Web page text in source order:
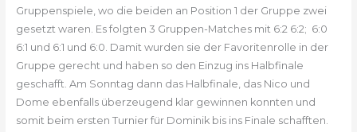
Gruppenspiele, wo die beiden an Position 1 der Gruppe zwei
gesetzt waren. Es folgten 3 Gruppen-Matches mit 6:2 6:2; 6:0
6:1 und 6:1 und 6:0. Damit wurden sie der Favoritenrolle in der
Gruppe gerecht und haben so den Einzug ins Halbfinale
geschafft. Am Sonntag dann das Halbfinale, das Nico und
Dome ebenfalls überzeugend klar gewinnen konnten und
somit beim ersten Turnier für Dominik bis ins Finale schafften.